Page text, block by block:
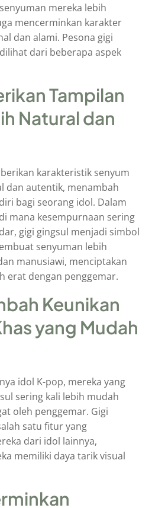
mereka lebih
mencerminkan karakter
dan alami. Pesona gigi
dari beberapa aspek
Tampilan
Natural dan
karakteristik senyum
dan autentik, menambah
bagi seorang idol. Dalam
mana kesempurnaan sering
gigi gingsul menjadi simbol
senyuman lebih
manusiawi, menciptakan
erat dengan penggemar.
Keunikan
yang Mudah
idol K-pop, mereka yang
sering kali lebih mudah
oleh penggemar. Gigi
satu fitur yang
dari idol lainnya,
memiliki daya tarik visual